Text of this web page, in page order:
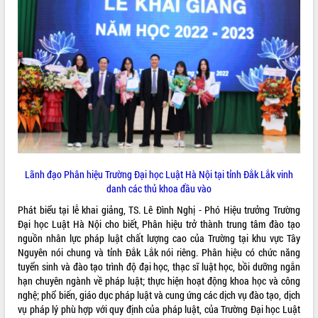
Kỳ họp thứ Hai, Hội đồng nhân dân
tỉnh khóa XI quyết nghị nhiều nội dung
quan trọng
Bí thư Tỉnh ủy Lương Nguyễn Minh
Triết thăm, tặng quà người có công với
cách mạng
Rà soát, hoàn thiện hệ thống thiết chế
văn hóa, thể thao đáp ứng yêu cầu
phát triển mới
Thường trực HĐND tỉnh Đắk Lắk gặp
mặt Đoàn chuyên gia y tế TP. Hồ Chí
tại Nghĩa trang Liệt sĩ xã Sơn Hòa
Bàn giải pháp tháo gỡ khó khăn trong
xuất khẩu sầu riêng và triển khai quy
định EUDR
Thứ trưởng Bộ Nông nghiệp và Môi
trường Nguyễn Hoàng Hiệp khảo sát
vùng trồng và doanh nghiệp đóng gói
LIÊN KẾT WEB
22271
66107939
Lãnh đạo Phân hiệu Trường Đại học Luật Hà Nội tại tỉnh Đắk Lắk vinh
danh các thủ khoa đầu vào
Phát biểu tại lễ khai giảng, TS. Lê Đình Nghị - Phó Hiệu trưởng Trường
Đại học Luật Hà Nội cho biết, Phân hiệu trở thành trung tâm đào tạo
nguồn nhân lực pháp luật chất lượng cao của Trường tại khu vực Tây
Nguyên nói chung và tỉnh Đắk Lắk nói riêng. Phân hiệu có chức năng
tuyển sinh và đào tạo trình độ đại học, thạc sĩ luật học, bồi dưỡng ngắn
hạn chuyên ngành về pháp luật; thực hiện hoạt động khoa học và công
nghệ; phổ biến, giáo dục pháp luật và cung ứng các dịch vụ đào tạo, dịch
vụ pháp lý phù hợp với quy định của pháp luật, của Trường Đại học Luật